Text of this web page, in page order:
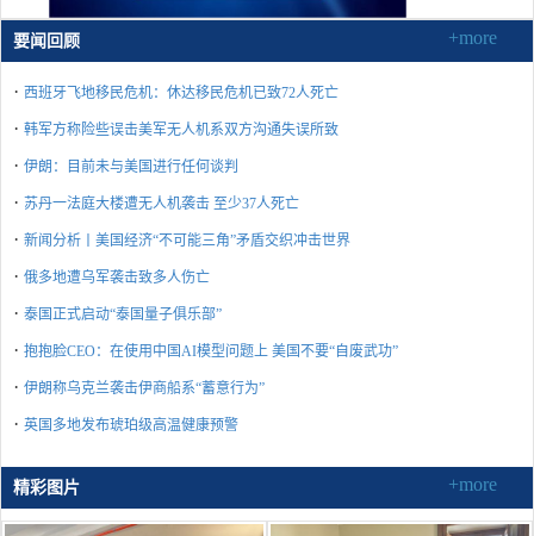
要闻回顾 +more
· 西班牙飞地移民危机：休达移民危机已致72人死亡
· 韩军方称险些误击美军无人机系双方沟通失误所致
· 伊朗：目前未与美国进行任何谈判
· 苏丹一法庭大楼遭无人机袭击 至少37人死亡
· 新闻分析丨美国经济“不可能三角”矛盾交织冲击世界
· 俄多地遭乌军袭击致多人伤亡
· 泰国正式启动“泰国量子俱乐部”
· 抱抱脸CEO：在使用中国AI模型问题上 美国不要“自废武功”
· 伊朗称乌克兰袭击伊商船系“蓄意行为”
· 英国多地发布琥珀级高温健康预警
精彩图片 +more